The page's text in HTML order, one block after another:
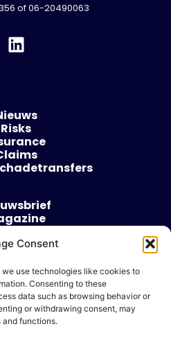
Consent
use technologies like cookies to
Consenting to these
data such as browsing behavior or
or withdrawing consent, may
functions.
of06-20490063
Risks
Over
voorwaarden
beleid